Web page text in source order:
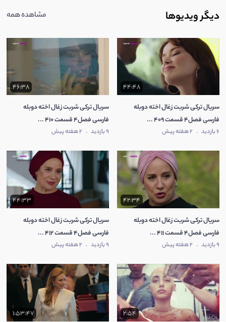
دیگر ویدیوها مشاهده همه
44:48
سریال ترکی شربت زغال اخته دوبله
فارسی فصل4 قسمت 409 ...
6 بازدید . 2 هفته پیش
46:38
سریال ترکی شربت زغال اخته دوبله
فارسی فصل4 قسمت 410 ...
9 بازدید . 2 هفته پیش
42:34
سریال ترکی شربت زغال اخته دوبله
فارسی فصل4 قسمت 411 ...
9 بازدید . 2 هفته پیش
44:33
سریال ترکی شربت زغال اخته دوبله
فارسی فصل4 قسمت 412 ...
9 بازدید . 2 هفته پیش
2:54
1:53:47